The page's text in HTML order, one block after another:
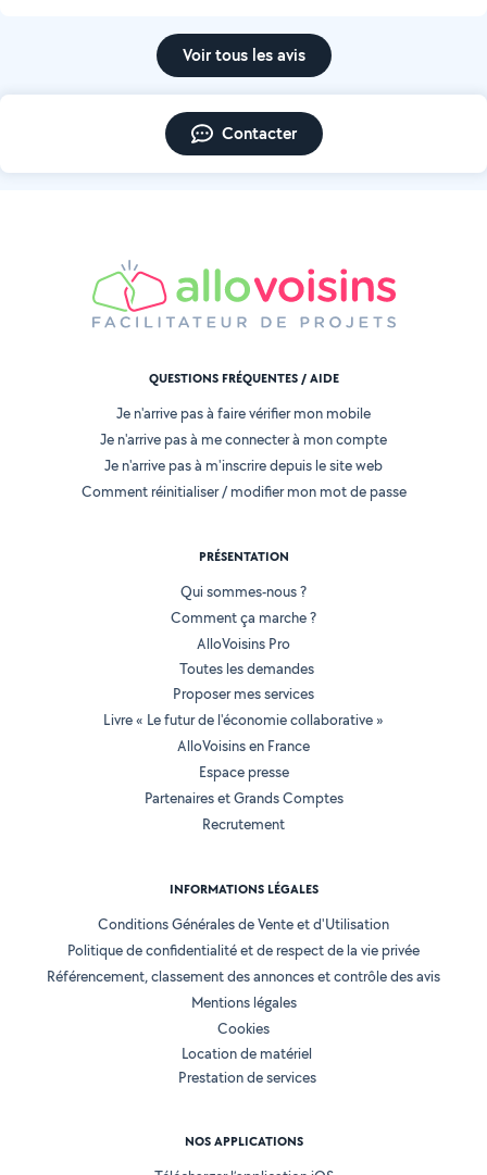
Voir tous les avis
Contacter
QUESTIONS FRÉQUENTES / AIDE
Je n'arrive pas à faire vérifier mon mobile
Je n'arrive pas à me connecter à mon compte
Je n'arrive pas à m'inscrire depuis le site web
Comment réinitialiser / modifier mon mot de passe
PRÉSENTATION
Qui sommes-nous ?
Comment ça marche ?
AlloVoisins Pro
Toutes les demandes
Proposer mes services
Livre « Le futur de l'économie collaborative »
AlloVoisins en France
Espace presse
Partenaires et Grands Comptes
Recrutement
INFORMATIONS LÉGALES
Conditions Générales de Vente et d'Utilisation
Politique de confidentialité et de respect de la vie privée
Référencement, classement des annonces et contrôle des avis
Mentions légales
Cookies
Location de matériel
Prestation de services
NOS APPLICATIONS